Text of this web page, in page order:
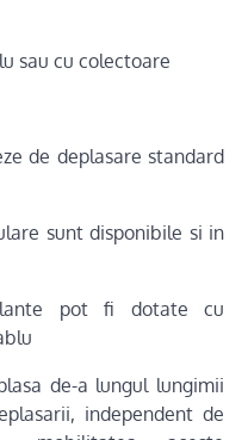
sau cu colectoare
de deplasare standard
sunt disponibile si in
pot fi dotate cu
de-a lungul lungimii
independent de